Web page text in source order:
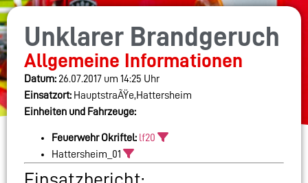
Unklarer Brandgeruch
Allgemeine Informationen
Datum: 26.07.2017 um 14:25 Uhr
Einsatzort: HauptstraÃŸe,Hattersheim
Einheiten und Fahrzeuge:
Feuerwehr Okriftel: lf20
Hattersheim_01